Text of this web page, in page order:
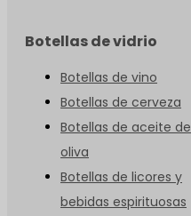
Botellas de vidrio
Botellas de vino
Botellas de cerveza
Botellas de aceite de
oliva
Botellas de licores y
bebidas espirituosas